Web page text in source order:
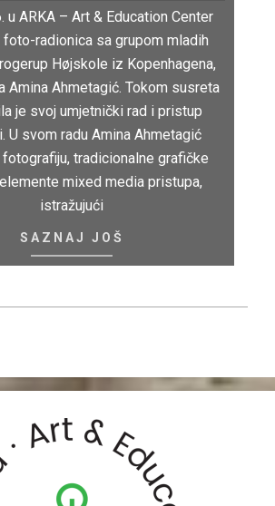
u ARKA – Art & Education Center
foto-radionica sa grupom mladih
Højskole iz Kopenhagena,
Amina Ahmetagić. Tokom susreta
je svoj umjetnički rad i pristup
U svom radu Amina Ahmetagić
tradicionalne grafičke
mixed media pristupa,
istražujući
SAZNAJ JOŠ